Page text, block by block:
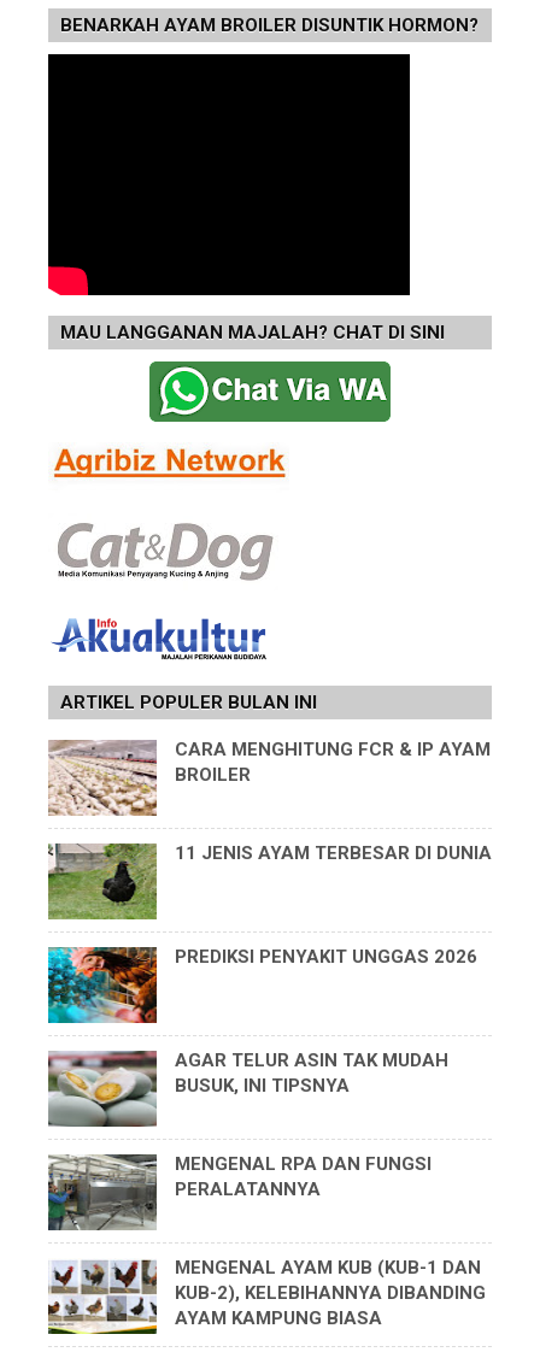
BENARKAH AYAM BROILER DISUNTIK HORMON?
MAU LANGGANAN MAJALAH? CHAT DI SINI
ARTIKEL POPULER BULAN INI
CARA MENGHITUNG FCR & IP AYAM
BROILER
11 JENIS AYAM TERBESAR DI DUNIA
PREDIKSI PENYAKIT UNGGAS 2026
AGAR TELUR ASIN TAK MUDAH
BUSUK, INI TIPSNYA
MENGENAL RPA DAN FUNGSI
PERALATANNYA
MENGENAL AYAM KUB (KUB-1 DAN
KUB-2), KELEBIHANNYA DIBANDING
AYAM KAMPUNG BIASA